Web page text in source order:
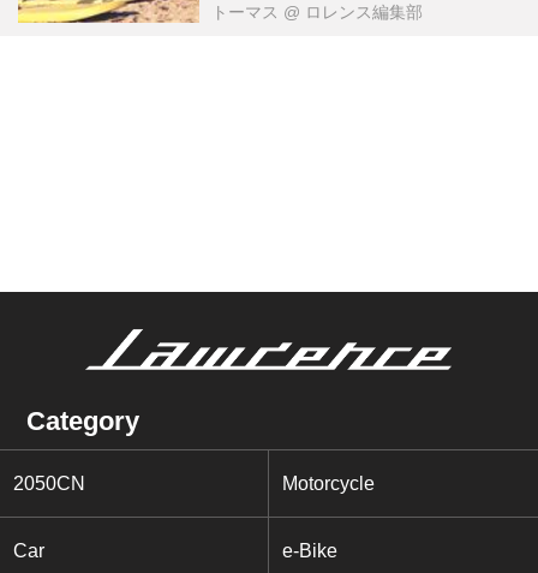
トーマス @ ロレンス編集部
Category
2050CN Motorcycle
Car e-Bike